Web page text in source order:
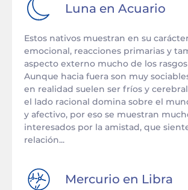
Luna en Acuario
Estos nativos muestran en su
emocional, reacciones primarias y
aspecto externo mucho de los
Aunque hacia fuera son muy
en realidad suelen ser fríos y
el lado racional domina sobre el
y afectivo, por eso se muestran
interesados por la amistad, que
relación...
Mercurio en Libra